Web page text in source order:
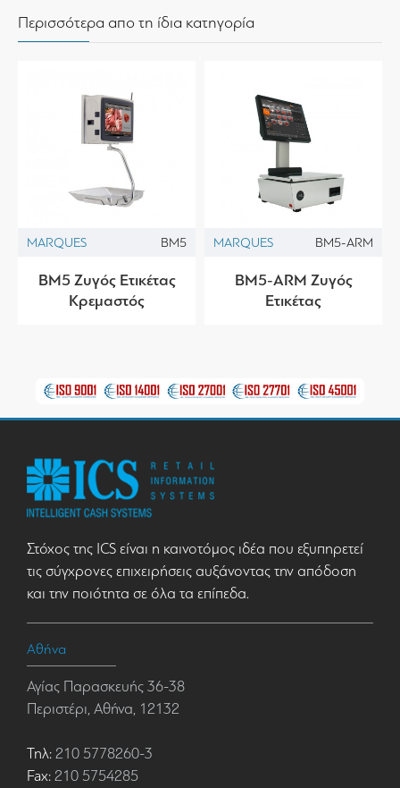
Περισσότερα απο τη ίδια κατηγορία
MARQUES BM5
BM5 Ζυγός Ετικέτας
Κρεμαστός
MARQUES BM5-ARM
BM5-ARM Ζυγός
Ετικέτας
Στόχος της ICS είναι η καινοτόμος ιδέα που εξυπηρετεί
τις σύγχρονες επιχειρήσεις αυξάνοντας την απόδοση
και την ποιότητα σε όλα τα επίπεδα.
Αθήνα
Αγίας Παρασκευής 36-38
Περιστέρι, Αθήνα, 12132
Τηλ: 210 5778260-3
Fax: 210 5754285